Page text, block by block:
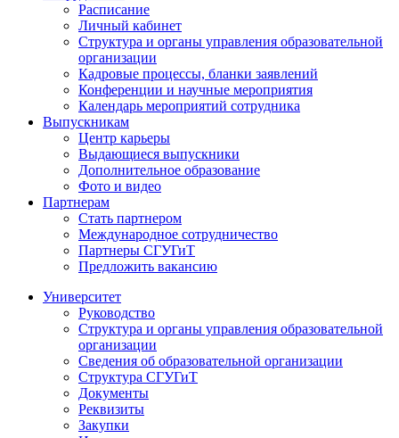
Расписание
Личный кабинет
Структура и органы управления образовательной
организации
Кадровые процессы, бланки заявлений
Конференции и научные мероприятия
Календарь мероприятий сотрудника
Выпускникам
Центр карьеры
Выдающиеся выпускники
Дополнительное образование
Фото и видео
Партнерам
Стать партнером
Международное сотрудничество
Партнеры СГУГиТ
Предложить вакансию
Университет
Руководство
Структура и органы управления образовательной
организации
Сведения об образовательной организации
Структура СГУГиТ
Документы
Реквизиты
Закупки